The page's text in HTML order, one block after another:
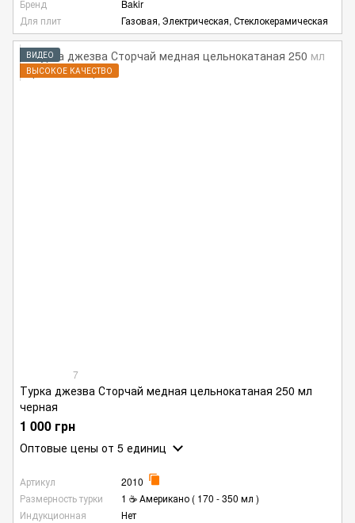
Бренд
Bakir
Для плит
Газовая, Электрическая, Стеклокерамическая
ВИДЕО
ВЫСОКОЕ КАЧЕСТВО
7
Турка джезва Сторчай медная цельнокатаная 250 мл
черная
1 000 грн
Оптовые цены от 5 единиц
Артикул
2010
Размерность турки
1 ☕ Американо ( 170 - 350 мл )
Индукционная
Нет